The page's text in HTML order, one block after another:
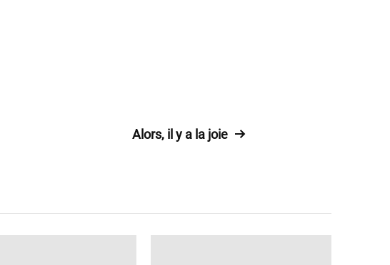
Alors, il y a la joie